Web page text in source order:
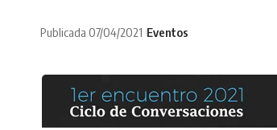
Publicada 07/04/2021 Eventos